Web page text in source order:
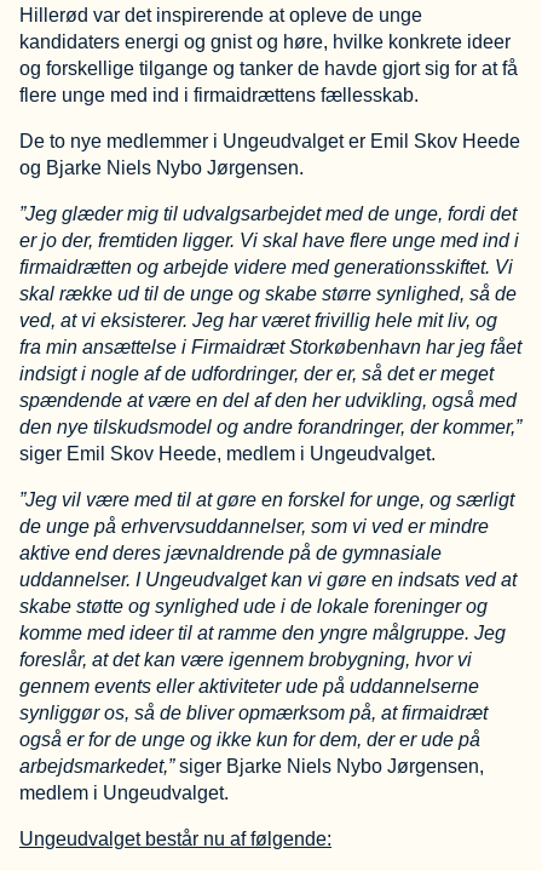
Hillerød var det inspirerende at opleve de unge
kandidaters energi og gnist og høre, hvilke konkrete ideer
og forskellige tilgange og tanker de havde gjort sig for at få
flere unge med ind i firmaidrættens fællesskab.
De to nye medlemmer i Ungeudvalget er Emil Skov Heede
og Bjarke Niels Nybo Jørgensen.
”Jeg glæder mig til udvalgsarbejdet med de unge, fordi det
er jo der, fremtiden ligger. Vi skal have flere unge med ind i
firmaidrætten og arbejde videre med generationsskiftet. Vi
skal række ud til de unge og skabe større synlighed, så de
ved, at vi eksisterer. Jeg har været frivillig hele mit liv, og
fra min ansættelse i Firmaidræt Storkøbenhavn har jeg fået
indsigt i nogle af de udfordringer, der er, så det er meget
spændende at være en del af den her udvikling, også med
den nye tilskudsmodel og andre forandringer, der kommer,”
siger Emil Skov Heede, medlem i Ungeudvalget.
”Jeg vil være med til at gøre en forskel for unge, og særligt
de unge på erhvervsuddannelser, som vi ved er mindre
aktive end deres jævnaldrende på de gymnasiale
uddannelser. I Ungeudvalget kan vi gøre en indsats ved at
skabe støtte og synlighed ude i de lokale foreninger og
komme med ideer til at ramme den yngre målgruppe. Jeg
foreslår, at det kan være igennem brobygning, hvor vi
gennem events eller aktiviteter ude på uddannelserne
synliggør os, så de bliver opmærksom på, at firmaidræt
også er for de unge og ikke kun for dem, der er ude på
arbejdsmarkedet,”siger Bjarke Niels Nybo Jørgensen,
medlem i Ungeudvalget.
Ungeudvalget består nu af følgende: